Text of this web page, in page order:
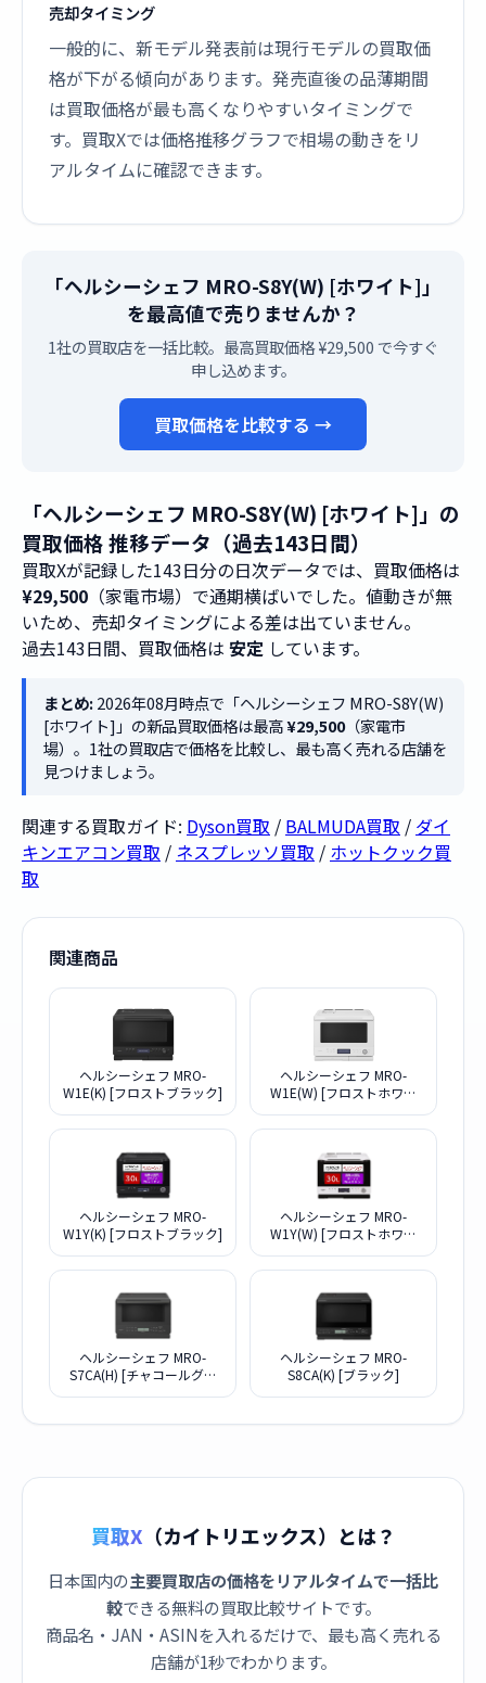
売却タイミング
一般的に、新モデル発表前は現行モデルの買取価
格が下がる傾向があります。発売直後の品薄期間
は買取価格が最も高くなりやすいタイミングで
す。買取Xでは価格推移グラフで相場の動きをリ
アルタイムに確認できます。
「ヘルシーシェフ MRO-S8Y(W) [ホワイト]」
を最高値で売りませんか？
1社の買取店を一括比較。最高買取価格 ¥29,500 で今すぐ
申し込めます。
買取価格を比較する →
「ヘルシーシェフ MRO-S8Y(W) [ホワイト]」の
買取価格 推移データ（過去143日間）
買取Xが記録した143日分の日次データでは、買取価格は
¥29,500 （家電市場）で通期横ばいでした。値動きが無
いため、売却タイミングによる差は出ていません。
過去143日間、買取価格は 安定 しています。
まとめ:2026年08月時点で「ヘルシーシェフ MRO-S8Y(W)
[ホワイト]」の新品買取価格は最高¥29,500（家電市
場）。1社の買取店で価格を比較し、最も高く売れる店舗を
見つけましょう。
関連する買取ガイド: Dyson買取 / BALMUDA買取 / ダイ
キンエアコン買取 / ネスプレッソ買取 / ホットクック買
取
関連商品
ヘルシーシェフ MRO-
W1E(K) [フロストブラック]
ヘルシーシェフ MRO-
W1E(W) [フロストホワイ
ヘルシーシェフ MRO-
W1Y(K) [フロストブラック]
ヘルシーシェフ MRO-
W1Y(W) [フロストホワイ
ヘルシーシェフ MRO-
S7CA(H) [チャコールグレ
ヘルシーシェフ MRO-
S8CA(K) [ブラック]
買取X （カイトリエックス）とは？
日本国内の主要買取店の価格をリアルタイムで一括比
較できる無料の買取比較サイトです。
商品名・JAN・ASINを入れるだけで、最も高く売れる
店舗が1秒でわかります。